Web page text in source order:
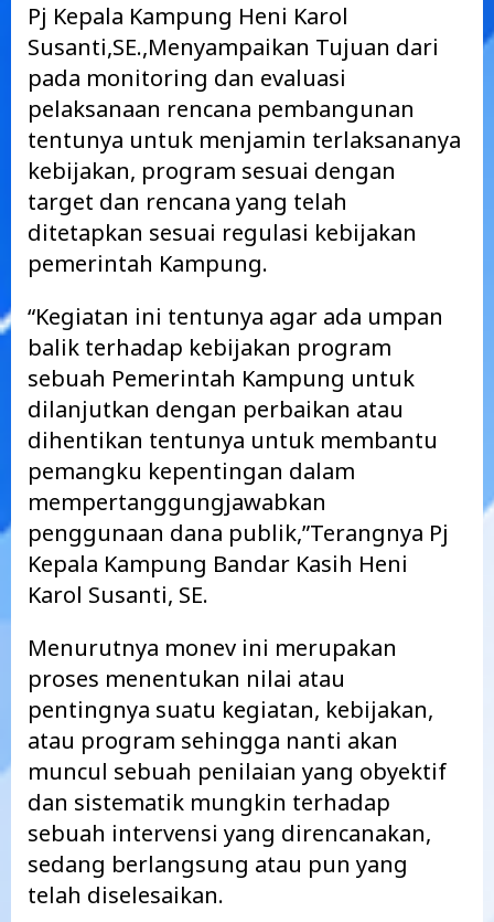
Pj Kepala Kampung Heni Karol
Susanti,SE.,Menyampaikan Tujuan dari
pada monitoring dan evaluasi
pelaksanaan rencana pembangunan
tentunya untuk menjamin terlaksananya
kebijakan, program sesuai dengan
target dan rencana yang telah
ditetapkan sesuai regulasi kebijakan
pemerintah Kampung.
“Kegiatan ini tentunya agar ada umpan
balik terhadap kebijakan program
sebuah Pemerintah Kampung untuk
dilanjutkan dengan perbaikan atau
dihentikan tentunya untuk membantu
pemangku kepentingan dalam
mempertanggungjawabkan
penggunaan dana publik,”Terangnya Pj
Kepala Kampung Bandar Kasih Heni
Karol Susanti, SE.
Menurutnya monev ini merupakan
proses menentukan nilai atau
pentingnya suatu kegiatan, kebijakan,
atau program sehingga nanti akan
muncul sebuah penilaian yang obyektif
dan sistematik mungkin terhadap
sebuah intervensi yang direncanakan,
sedang berlangsung atau pun yang
telah diselesaikan.